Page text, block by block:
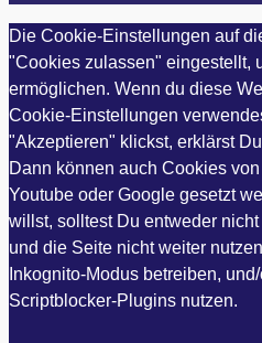
Die Cookie-Einstellungen auf
"Cookies zulassen" eingestellt,
ermöglichen. Wenn du diese
Cookie-Einstellungen
"Akzeptieren" klickst, erklärst
Dann können auch Cookies
Youtube oder Google gesetzt
willst, solltest Du entweder
und die Seite nicht weiter
Inkognito-Modus betreiben,
Scriptblocker-Plugins nutzen.